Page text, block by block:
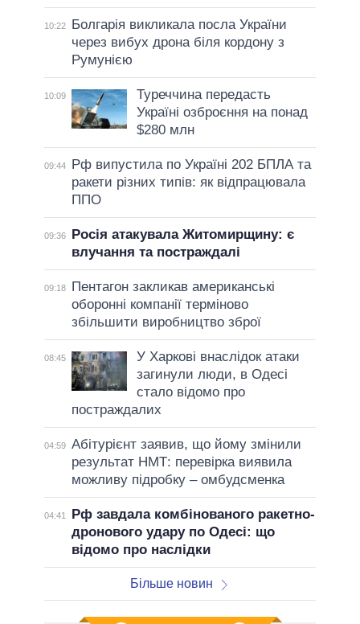
10:22
Болгарія викликала посла України
через вибух дрона біля кордону з
Румунією
10:09
Туреччина передасть
Україні озброєння на понад
$280 млн
09:44
Рф випустила по Україні 202 БПЛА та
ракети різних типів: як відпрацювала
ППО
09:36
Росія атакувала Житомирщину: є
влучання та постраждалі
09:18
Пентагон закликав американські
оборонні компанії терміново
збільшити виробництво зброї
08:45
У Харкові внаслідок атаки
загинули люди, в Одесі
стало відомо про
постраждалих
04:59 Абітурієнт заявив, що йому змінили
результат НМТ: перевірка виявила
можливу підробку – омбудсменка
04:41
Рф завдала комбінованого ракетно-
дронового удару по Одесі: що
відомо про наслідки
Більше новин